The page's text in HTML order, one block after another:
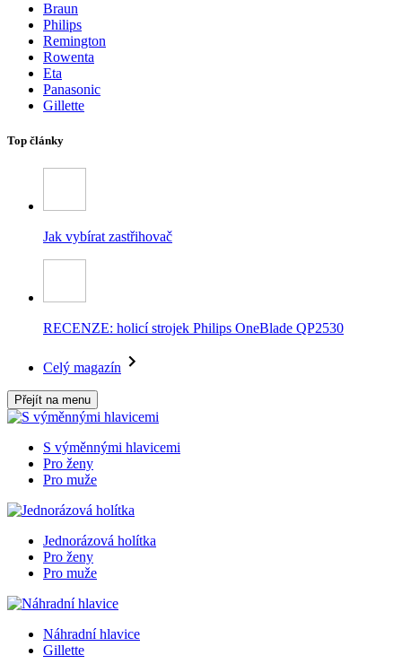
Braun
Philips
Remington
Rowenta
Eta
Panasonic
Gillette
Top články
Jak vybírat zastřihovač
RECENZE: holicí strojek Philips OneBlade QP2530
Celý magazín
Přejít na menu
S výměnnými hlavicemi
Pro ženy
Pro muže
Jednorázová holítka
Pro ženy
Pro muže
Náhradní hlavice
Gillette